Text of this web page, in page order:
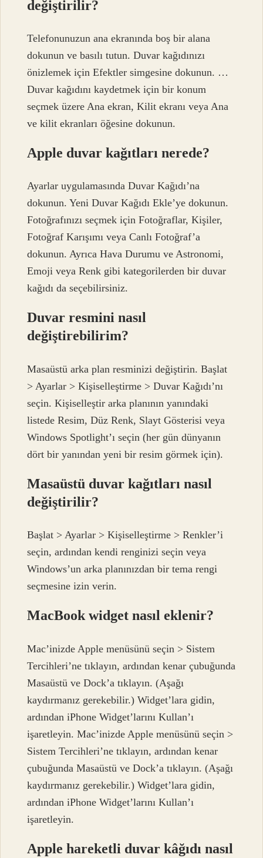
değiştirilir?
Telefonunuzun ana ekranında boş bir alana
dokunun ve basılı tutun. Duvar kağıdınızı
önizlemek için Efektler simgesine dokunun. …
Duvar kağıdını kaydetmek için bir konum
seçmek üzere Ana ekran, Kilit ekranı veya Ana
ve kilit ekranları öğesine dokunun.
Apple duvar kağıtları nerede?
Ayarlar uygulamasında Duvar Kağıdı’na
dokunun. Yeni Duvar Kağıdı Ekle’ye dokunun.
Fotoğrafınızı seçmek için Fotoğraflar, Kişiler,
Fotoğraf Karışımı veya Canlı Fotoğraf’a
dokunun. Ayrıca Hava Durumu ve Astronomi,
Emoji veya Renk gibi kategorilerden bir duvar
kağıdı da seçebilirsiniz.
Duvar resmini nasıl
değiştirebilirim?
Masaüstü arka plan resminizi değiştirin. Başlat
> Ayarlar > Kişiselleştirme > Duvar Kağıdı’nı
seçin. Kişiselleştir arka planının yanındaki
listede Resim, Düz Renk, Slayt Gösterisi veya
Windows Spotlight’ı seçin (her gün dünyanın
dört bir yanından yeni bir resim görmek için).
Masaüstü duvar kağıtları nasıl
değiştirilir?
Başlat > Ayarlar > Kişiselleştirme > Renkler’i
seçin, ardından kendi renginizi seçin veya
Windows’un arka planınızdan bir tema rengi
seçmesine izin verin.
MacBook widget nasıl eklenir?
Mac’inizde Apple menüsünü seçin > Sistem
Tercihleri’ne tıklayın, ardından kenar çubuğunda
Masaüstü ve Dock’a tıklayın. (Aşağı
kaydırmanız gerekebilir.) Widget’lara gidin,
ardından iPhone Widget’larını Kullan’ı
işaretleyin. Mac’inizde Apple menüsünü seçin >
Sistem Tercihleri’ne tıklayın, ardından kenar
çubuğunda Masaüstü ve Dock’a tıklayın. (Aşağı
kaydırmanız gerekebilir.) Widget’lara gidin,
ardından iPhone Widget’larını Kullan’ı
işaretleyin.
Apple hareketli duvar kâğıdı nasıl